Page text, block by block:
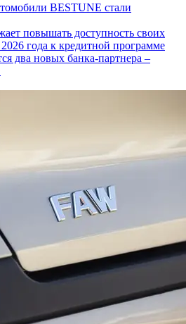
BESTUNE стали
повышать доступность своих
года к кредитной программе
два новых банка-партнера –